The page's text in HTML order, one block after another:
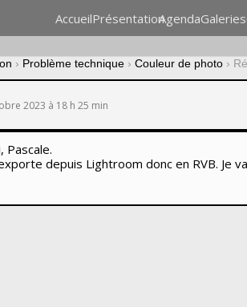
AccueilPrésentationAgendaGaleries
› Problème technique › Couleur de photo ›
2023 à 18 h 25 min
Pascale.
depuis Lightroom donc en RVB. Je